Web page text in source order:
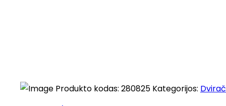
Produkto kodas: 280825 Kategorijos: